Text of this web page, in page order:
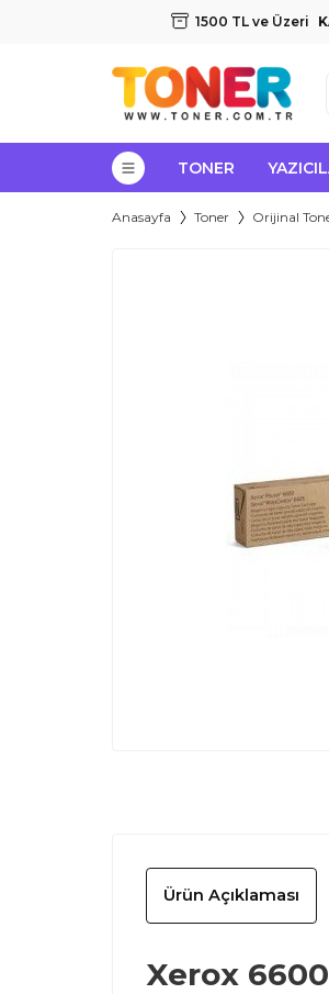
1500 TL ve Üzeri
TONER
Anasayfa Toner Orijinal
Ürün Açıklaması
Xerox 6600